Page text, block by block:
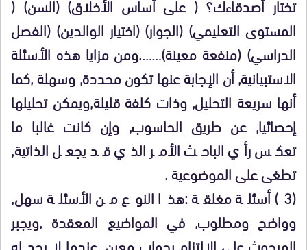
المستوى التعليمي) (الجوار) (اختيار الوالدين) (الفصل
الدراسي) (منفعة معينة)…….ومن مزايا هذه الأسئلة
الاستبيانية, أن الإجابة عنها تكون محددة, وسهلة ,كما
أنها سريعة التحليل, وذات كلفة قليلة,ويمكن تحليلها
إحصائيا, عن طريق الحاسوب, وإن كانت غالبا ما
تعكس رأي الباحث الأمر الذي قد يجعل الذاتية,
تطغى على الموضوعية .
(3) أسئلة مغلقة :هذا النوع من الأسئلة سهل,
وواضح ومطلوب, في المواضيع المعقدة ,ويجبر